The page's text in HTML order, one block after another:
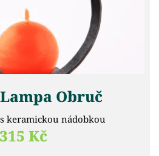
Obruč
keramickou nádobkou
315 Kč